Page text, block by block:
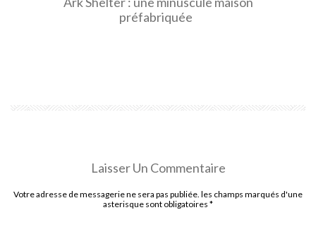
préfabriquée
Laisser Un Commentaire
Votre adresse de messagerie ne sera pas publiée. les champs marqués d'une
asterisque sont obligatoires *